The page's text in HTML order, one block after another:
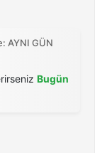
AYNI GÜN
Bugün